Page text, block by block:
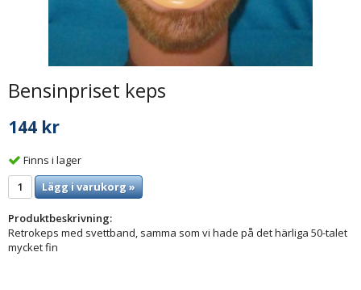
Bensinpriset keps
144 kr
Finns i lager
Lägg i varukorg »
Produktbeskrivning:
Retrokeps med svettband, samma som vi hade på det härliga 50-talet
mycket fin